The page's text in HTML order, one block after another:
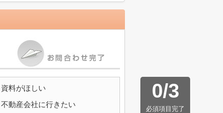
0/3
必須項目完了
資料がほしい
不動産会社に行きたい